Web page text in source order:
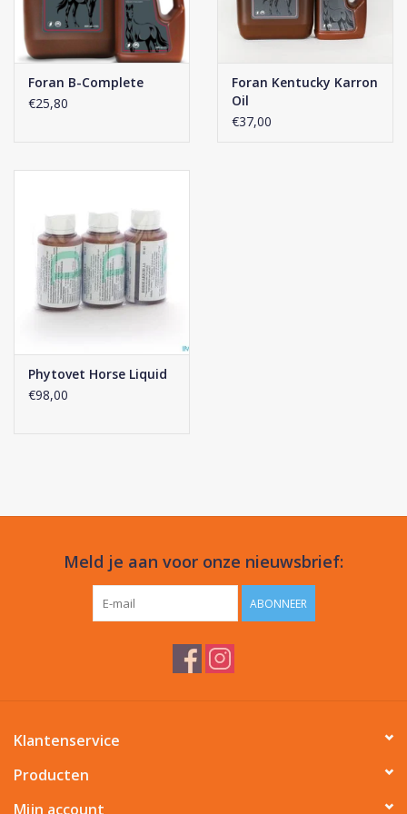
Meng Linseed Oil door het dagelijkse voer van het paard.
50 tot 70 ml per dag voor een volwassen paard.
25 ml per dag voor een veulen of pony.
Klikhiervoor de samenstelling van dit voedingssupplement.
Foran B-Complete
€25,80
Foran Kentucky Karron
Oil
€37,00
Phytovet Horse Liquid
€98,00
Meld je aan voor onze nieuwsbrief:
ABONNEER
Klantenservice
Producten
Mijn account